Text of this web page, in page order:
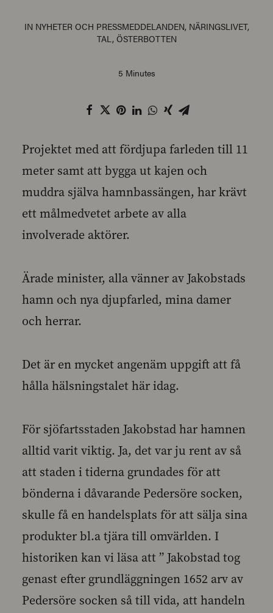
IN NYHETER OCH PRESSMEDDELANDEN, NÄRINGSLIVET,
TAL, ÖSTERBOTTEN
5 Minutes
Projektet med att fördjupa farleden till 11
meter samt att bygga ut kajen och
muddra själva hamnbassängen, har krävt
ett målmedvetet arbete av alla
involverade aktörer.
Ärade minister, alla vänner av Jakobstads
hamn och nya djupfarled, mina damer
och herrar.
Det är en mycket angenäm uppgift att få
hålla hälsningstalet här idag.
För sjöfartsstaden Jakobstad har hamnen
alltid varit viktig. Ja, det var ju rent av så
att staden i tiderna grundades för att
bönderna i dåvarande Pedersöre socken,
skulle få en handelsplats för att sälja sina
produkter bl.a tjära till omvärlden. I
historiken kan vi läsa att ” Jakobstad tog
genast efter grundläggningen 1652 arv av
Pedersöre socken så till vida, att handeln